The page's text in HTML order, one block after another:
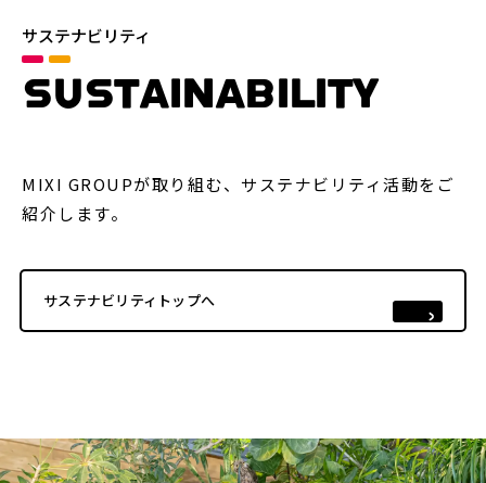
サステナビリティ
SUSTAINABILITY
MIXI GROUPが取り組む、サステナビリティ活動をご
紹介します。
サステナビリティトップへ